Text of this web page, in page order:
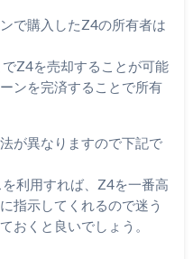
で購入したZ4の所有者は
Z4を売却することが可能
ンを完済することで所有
が異なりますので下記で
利用すれば、Z4を一番高
指示してくれるので迷う
おくと良いでしょう。